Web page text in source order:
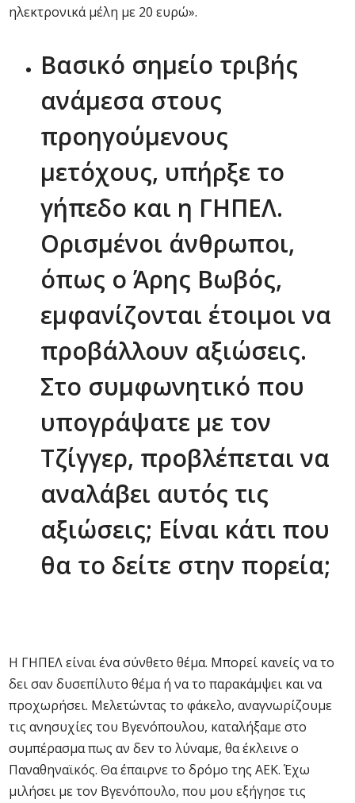
ηλεκτρονικά μέλη με 20 ευρώ».
Βασικό σημείο τριβής
ανάμεσα στους
προηγούμενους
μετόχους, υπήρξε το
γήπεδο και η ΓΗΠΕΛ.
Ορισμένοι άνθρωποι,
όπως ο Άρης Βωβός,
εμφανίζονται έτοιμοι να
προβάλλουν αξιώσεις.
Στο συμφωνητικό που
υπογράψατε με τον
Τζίγγερ, προβλέπεται να
αναλάβει αυτός τις
αξιώσεις; Είναι κάτι που
θα το δείτε στην πορεία;
Η ΓΗΠΕΛ είναι ένα σύνθετο θέμα. Μπορεί κανείς να το
δει σαν δυσεπίλυτο θέμα ή να το παρακάμψει και να
προχωρήσει. Μελετώντας το φάκελο, αναγνωρίζουμε
τις ανησυχίες του Βγενόπουλου, καταλήξαμε στο
συμπέρασμα πως αν δεν το λύναμε, θα έκλεινε ο
Παναθηναϊκός. Θα έπαιρνε το δρόμο της ΑΕΚ. Έχω
μιλήσει με τον Βγενόπουλο, που μου εξήγησε τις